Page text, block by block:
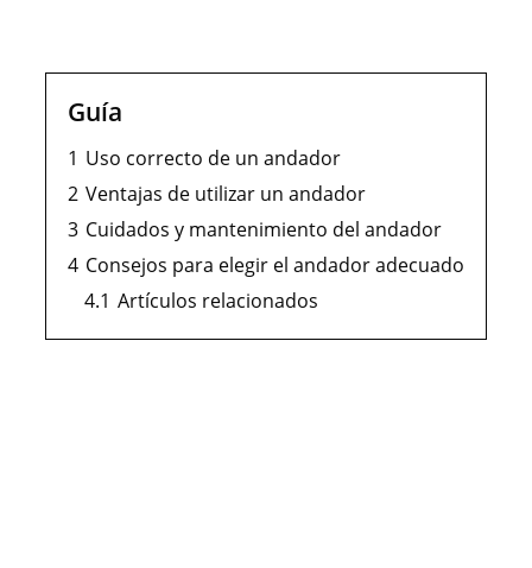
Guía
1 Uso correcto de un andador
2 Ventajas de utilizar un andador
3 Cuidados y mantenimiento del andador
4 Consejos para elegir el andador adecuado
4.1 Artículos relacionados